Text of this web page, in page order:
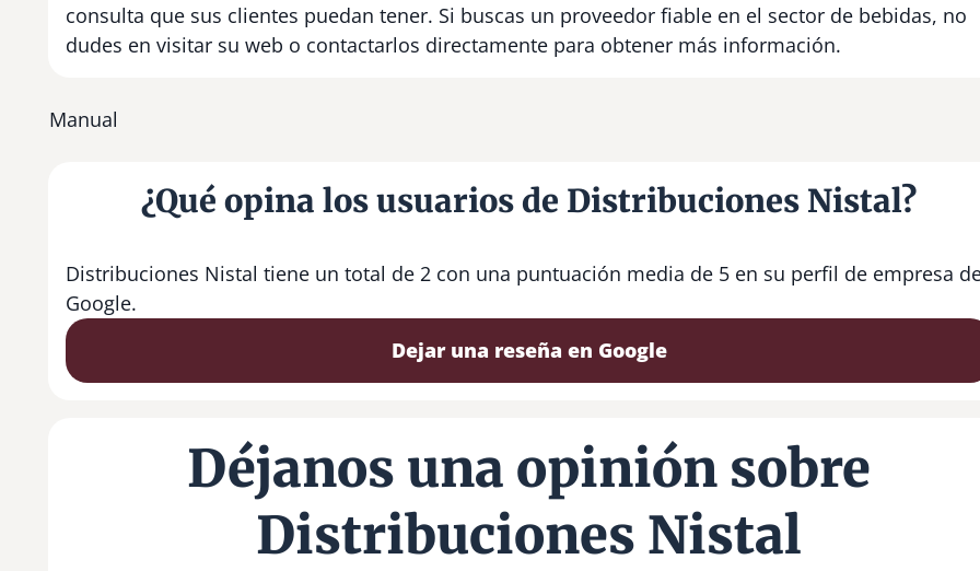
consulta que sus clientes puedan tener. Si buscas un proveedor fiable en el sector de bebidas, no
dudes en visitar su web o contactarlos directamente para obtener más información.
Manual
¿Qué opina los usuarios de Distribuciones Nistal?
Distribuciones Nistal tiene un total de 2 con una puntuación media de 5 en su perfil de empresa
Google.
Dejar una reseña en Google
Déjanos una opinión sobre
Distribuciones Nistal